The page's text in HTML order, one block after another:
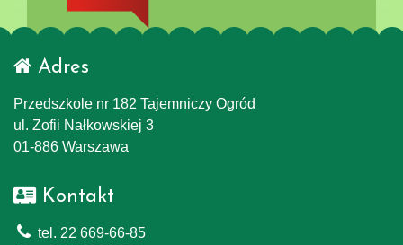
Adres
Przedszkole nr 182 Tajemniczy Ogród
ul. Zofii Nałkowskiej 3
01-886 Warszawa
Kontakt
tel. 22 669-66-85